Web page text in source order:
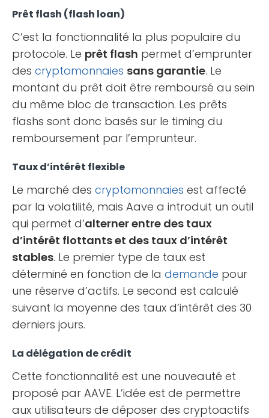
Prêt flash (flash loan)
C’est la fonctionnalité la plus populaire du
protocole. Le prêt flash permet d’emprunter
des cryptomonnaies sans garantie. Le
montant du prêt doit être remboursé au sein
du même bloc de transaction. Les prêts
flashs sont donc basés sur le timing du
remboursement par l’emprunteur.
Taux d’intérêt flexible
Le marché des cryptomonnaies est affecté
par la volatilité, mais Aave a introduit un outil
qui permet d’alterner entre des taux
d’intérêt flottants et des taux d’intérêt
stables. Le premier type de taux est
déterminé en fonction de la demande pour
une réserve d’actifs. Le second est calculé
suivant la moyenne des taux d’intérêt des 30
derniers jours.
La délégation de crédit
Cette fonctionnalité est une nouveauté et
proposé par AAVE. L’idée est de permettre
aux utilisateurs de déposer des cryptoactifs